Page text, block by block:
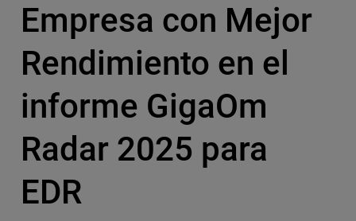
Empresa con Mejor
Rendimiento en el
informe GigaOm
Radar 2025 para
EDR